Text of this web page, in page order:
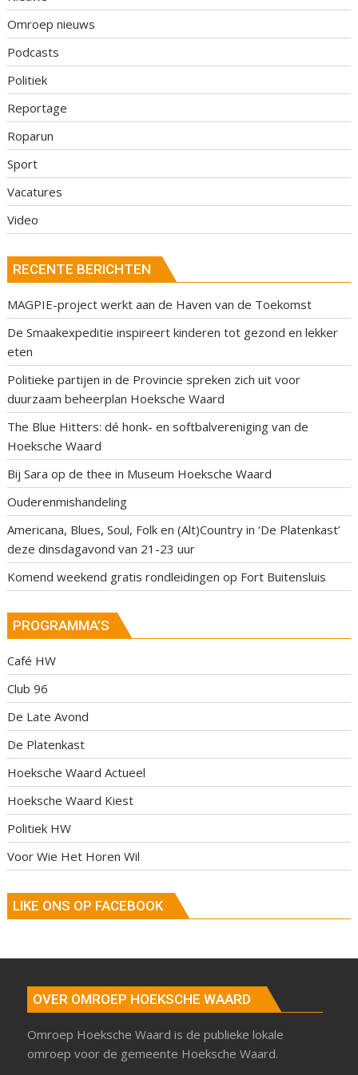
Omroep nieuws
Podcasts
Politiek
Reportage
Roparun
Sport
Vacatures
Video
RECENTE BERICHTEN
MAGPIE-project werkt aan de Haven van de Toekomst
De Smaakexpeditie inspireert kinderen tot gezond en lekker
eten
Politieke partijen in de Provincie spreken zich uit voor
duurzaam beheerplan Hoeksche Waard
The Blue Hitters: dé honk- en softbalvereniging van de
Hoeksche Waard
Bij Sara op de thee in Museum Hoeksche Waard
Ouderenmishandeling
Americana, Blues, Soul, Folk en (Alt)Country in ‘De Platenkast’
deze dinsdagavond van 21-23 uur
Komend weekend gratis rondleidingen op Fort Buitensluis
PROGRAMMA’S
Café HW
Club 96
De Late Avond
De Platenkast
Hoeksche Waard Actueel
Hoeksche Waard Kiest
Politiek HW
Voor Wie Het Horen Wil
LIKE ONS OP FACEBOOK
OVER OMROEP HOEKSCHE WAARD
Omroep Hoeksche Waard is de publieke lokale
omroep voor de gemeente Hoeksche Waard.